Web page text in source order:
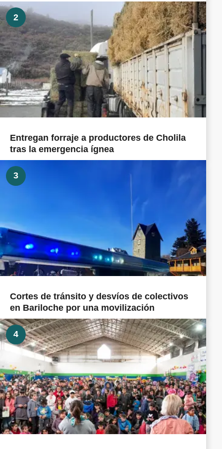
2
Entregan forraje a productores de Cholila
tras la emergencia ígnea
3
Cortes de tránsito y desvíos de colectivos
en Bariloche por una movilización
4